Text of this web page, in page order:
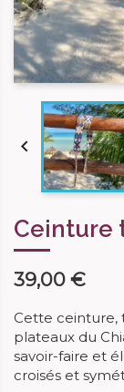

Ceinture
39,00 €
Cette ceinture,
plateaux du
savoir-faire et
croisés et